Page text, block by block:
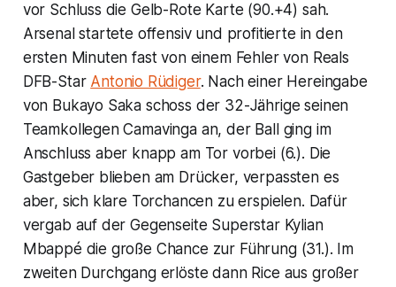
vor Schluss die Gelb-Rote Karte (90.+4) sah.
Arsenal startete offensiv und profitierte in den
ersten Minuten fast von einem Fehler von Reals
DFB-Star Antonio Rüdiger. Nach einer Hereingabe
von Bukayo Saka schoss der 32-Jährige seinen
Teamkollegen Camavinga an, der Ball ging im
Anschluss aber knapp am Tor vorbei (6.). Die
Gastgeber blieben am Drücker, verpassten es
aber, sich klare Torchancen zu erspielen. Dafür
vergab auf der Gegenseite Superstar Kylian
Mbappé die große Chance zur Führung (31.). Im
zweiten Durchgang erlöste dann Rice aus großer